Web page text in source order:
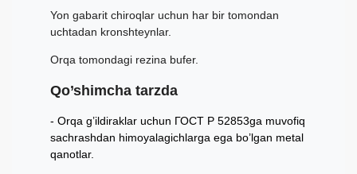
Yon gabarit chiroqlar uchun har bir tomondan
uchtadan kronshteynlar.
Orqa tomondagi rezina bufer.
Qo’shimcha tarzda
Orqa g’ildiraklar uchun ГОСТ Р 52853ga muvofiq
sachrashdan himoyalagichlarga ega bo’lgan metal
qanotlar.